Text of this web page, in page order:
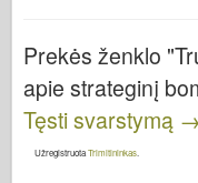
Prekės ženklo
apie strateginį
Tęsti svarstymą →
UžregistruotaTrimitininkas